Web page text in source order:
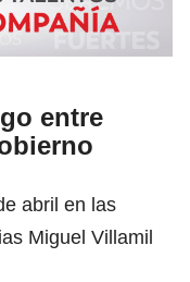
entre
abril en las
Miguel Villamil